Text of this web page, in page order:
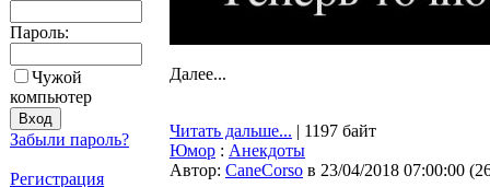
Пароль:
Чужой
компьютер
Забыли пароль?
Регистрация
Далее...
Читать дальше... | 1197 байт
Юмор : Анекдоты
Автор: CaneCorso в 23/04/2018 07:00:00 (